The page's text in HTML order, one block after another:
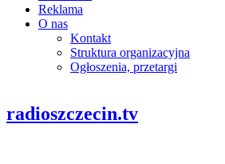
Reklama
O nas
Kontakt
Struktura organizacyjna
Ogłoszenia, przetargi
radioszczecin.tv